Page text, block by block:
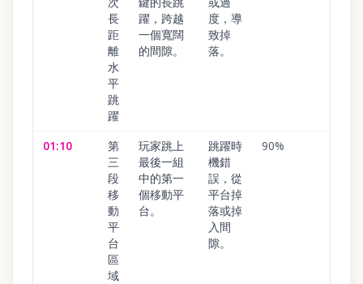
長
距
離
水
平
跳
躍
躍，跨越
一個寬闊
的間隙。
度，導
致掉
落。
01:10
第
三
段
移
動
平
台
區
域
玩家跳上
最後一組
中的第一
個移動平
台。
跳躍時
機錯
誤，從
平台掉
落或掉
入間
隙。
90%